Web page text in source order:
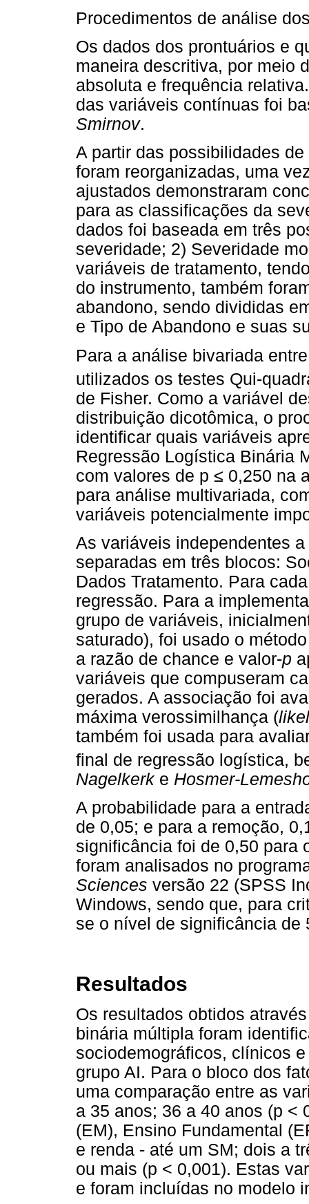
Procedimentos de análise
Os dados dos prontuários e
maneira descritiva, por meio
absoluta e frequência
das variáveis contínuas foi
Smirnov.
A partir das possibilidades
foram reorganizadas, uma
ajustados demonstraram
para as classificações da
dados foi baseada em três
severidade; 2) Severidade
variáveis de tratamento,
do instrumento, também
abandono, sendo divididas
e Tipo de Abandono e suas
Para a análise bivariada
utilizados os testes Qui-
de Fisher. Como a variável
distribuição dicotômica, o
identificar quais variáveis
Regressão Logística Binária
com valores de p ≤ 0,250 na
para análise multivariada,
variáveis potencialmente
As variáveis independentes
separadas em três blocos:
Dados Tratamento. Para
regressão. Para a
grupo de variáveis,
saturado), foi usado o
a razão de chance e valor-p
variáveis que compuseram
gerados. A associação foi
máxima verossimilhança (
também foi usada para
final de regressão logística,
Nagelkerke Hosmer-
A probabilidade para a
de 0,05; e para a remoção,
significância foi de 0,50 para
foram analisados no
Sciences versão 22 (SPSS
Windows, sendo que, para
se o nível de significância de
Resultados
Os resultados obtidos
binária múltipla foram
sociodemográficos, clínicos
grupo AI. Para o bloco dos
uma comparação entre as
a 35 anos; 36 a 40 anos (p <
(EM), Ensino Fundamental
e renda - até um SM; dois a
ou mais (p < 0,001). Estas
e foram incluídas no modelo